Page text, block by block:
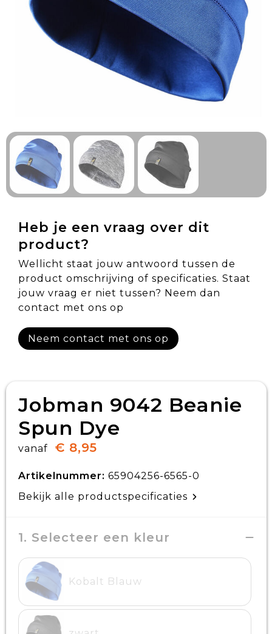
Technologie & Gadgets
Outdoor & Vrije tijd
Pennen & Schrijfwaren
Gezondheid & Welzijn
Eten & Drinken
Heb je een vraag over dit
product?
Wellicht staat jouw antwoord tussen de
product omschrijving of specificaties. Staat
jouw vraag er niet tussen? Neem dan
contact met ons op
Neem contact met ons op
Jobman 9042 Beanie
Spun Dye
vanaf € 8,95
Artikelnummer: 65904256-6565-0
Bekijk alle productspecificaties
1. Selecteer een kleur
Kobalt Blauw